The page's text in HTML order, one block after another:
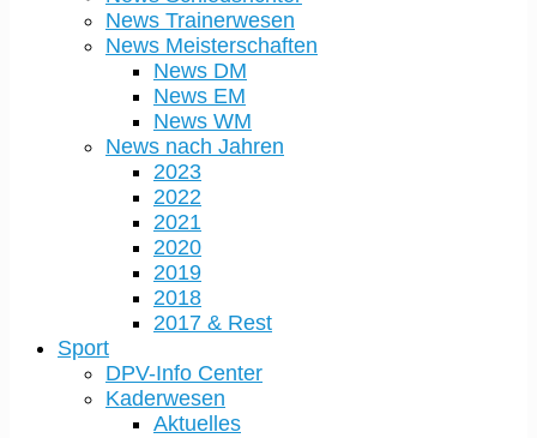
News Trainerwesen
News Meisterschaften
News DM
News EM
News WM
News nach Jahren
2023
2022
2021
2020
2019
2018
2017 & Rest
Sport
DPV-Info Center
Kaderwesen
Aktuelles